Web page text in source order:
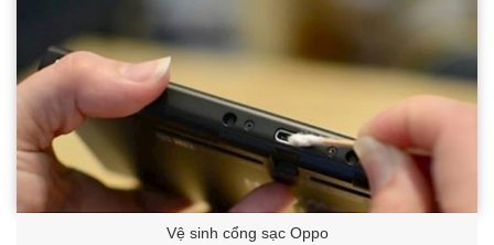
Vệ sinh cổng sạc Oppo